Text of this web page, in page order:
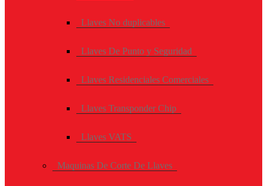
Llaves No duplicables
Llaves De Punto y Seguridad
Llaves Residenciales Comerciales
Llaves Transponder Chip
Llaves VATS
Maquinas De Corte De Llaves